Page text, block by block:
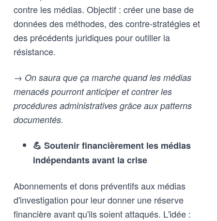
contre les médias. Objectif : créer une base de
données des méthodes, des contre-stratégies et
des précédents juridiques pour outiller la
résistance.
→ On saura que ça marche quand les médias
menacés pourront anticiper et contrer les
procédures administratives grâce aux patterns
documentés.
💪 Soutenir financièrement les médias
indépendants avant la crise
Abonnements et dons préventifs aux médias
d'investigation pour leur donner une réserve
financière avant qu'ils soient attaqués. L'idée :